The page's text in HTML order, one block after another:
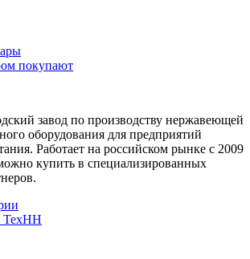
покупают
завод по производству нержавеющей
оборудования для предприятий
Работает на российском рынке с 2009
купить в специализированных
ТехНН